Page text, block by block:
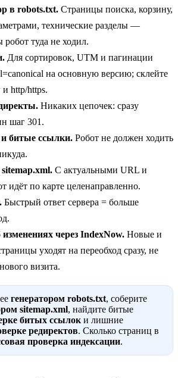
в robots.txt. Страницы поиска, корзину,
технические разделы —
туда не ходил.
Для сортировок, UTM и пагинации
на основную версию; склейте
http/https.
Никаких цепочек: сразу
шаг 301.
битые ссылки. Робот не должен ходить
С актуальными URL и
идёт по карте целенаправленно.
Быстрый ответ сервера = больше
через IndexNow. Новые и
уходят на переобход сразу, не
визита.
генератором robots.txt, соберите
sitemap.xml, найдите битые
битых ссылок и лишние
редиректов. Сколько страниц в
проверка индексации.